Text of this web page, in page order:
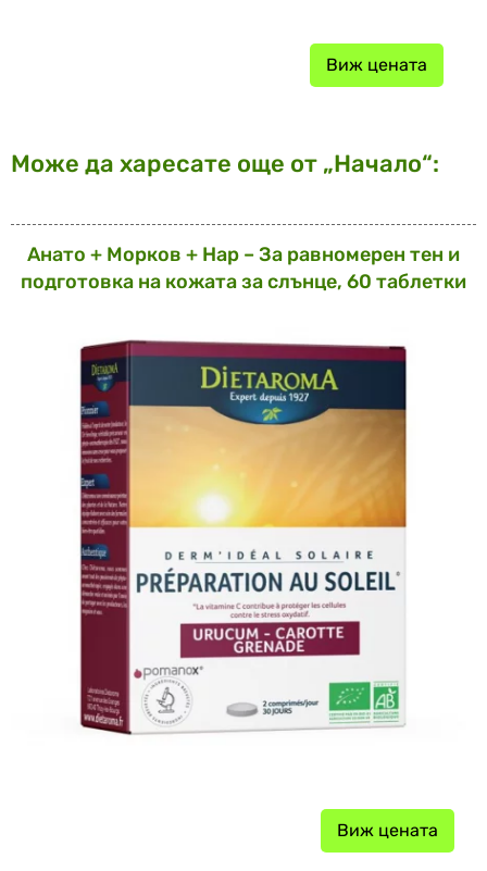
Виж цената
Може да харесате още от „Начало“:
Анато + Морков + Нар – За равномерен тен и
подготовка на кожата за слънце, 60 таблетки
Виж цената